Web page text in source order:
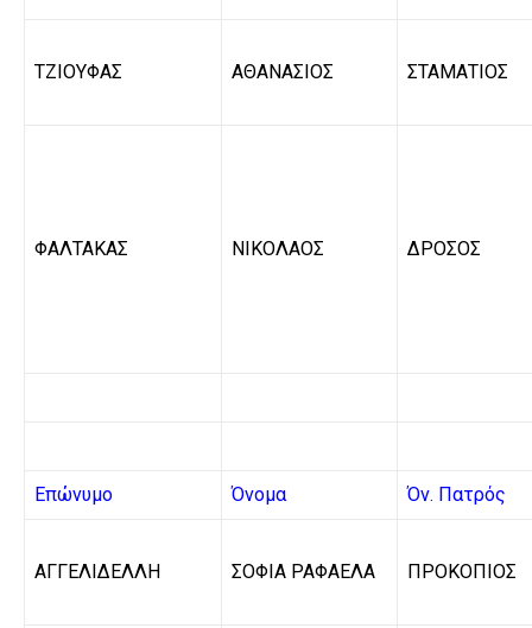
ΤΖΙΟΥΦΑΣ ΑΘΑΝΑΣΙΟΣ ΣΤΑΜΑΤΙΟΣ
ΦΑΛΤΑΚΑΣ ΝΙΚΟΛΑΟΣ ΔΡΟΣΟΣ
Επώνυμο Όνομα Όν. Πατρός
ΑΓΓΕΛΙΔΕΛΛΗ ΣΟΦΙΑ ΡΑΦΑΕΛΑ ΠΡΟΚΟΠΙΟΣ